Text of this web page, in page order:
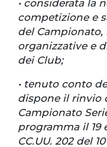
• considerata la
competizione e
del Campionato,
organizzative e
dei Club;
• tenuto conto
dispone il rinvio
Campionato
programma il 19
CC.UU. 202 del